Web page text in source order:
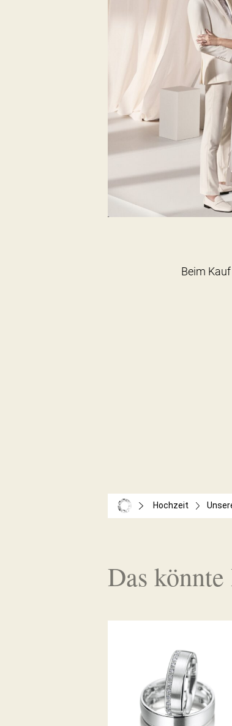
Beim
Hochzeit
Das
MEISTER TRAURINGE
CLASSICS